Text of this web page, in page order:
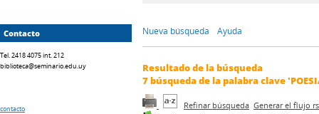
Nueva búsqueda Ayuda
Resultado de la búsqueda
7búsqueda de la palabra clave
Refinar búsqueda Generar el flujo
Contacto
Tel. 2418 4075 int. 212
biblioteca@seminario.edu.uy
contacto